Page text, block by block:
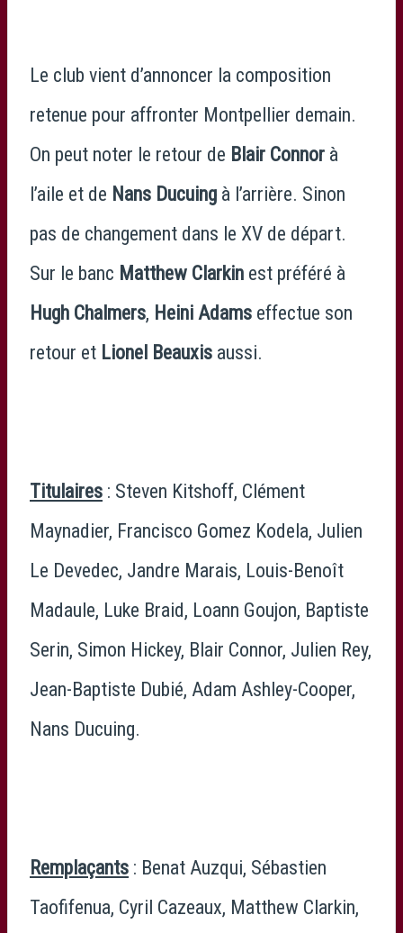
Le club vient d’annoncer la composition
retenue pour affronter Montpellier demain.
On peut noter le retour de Blair Connor à
l’aile et de Nans Ducuing à l’arrière. Sinon
pas de changement dans le XV de départ.
Sur le banc Matthew Clarkin est préféré à
Hugh Chalmers, Heini Adams effectue son
retour et Lionel Beauxis aussi.
Titulaires : Steven Kitshoff, Clément
Maynadier, Francisco Gomez Kodela, Julien
Le Devedec, Jandre Marais, Louis-Benoît
Madaule, Luke Braid, Loann Goujon, Baptiste
Serin, Simon Hickey, Blair Connor, Julien Rey,
Jean-Baptiste Dubié, Adam Ashley-Cooper,
Nans Ducuing.
Remplaçants : Benat Auzqui, Sébastien
Taofifenua, Cyril Cazeaux, Matthew Clarkin,